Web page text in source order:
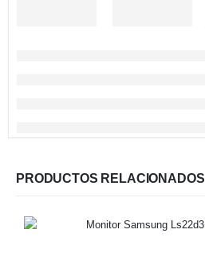
PRODUCTOS RELACIONADOS